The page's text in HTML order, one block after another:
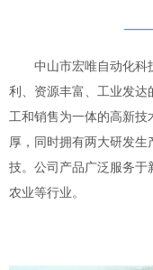
中山市宏唯自动化科
利、资源丰富、工业发达
工和销售为一体的高新技
厚，同时拥有两大研发
技。公司产品广泛服务于
农业等行业。